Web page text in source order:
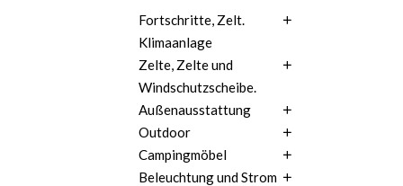
Fortschritte, Zelt.
Klimaanlage
Zelte, Zelte und
Windschutzscheibe.
Außenausstattung
Outdoor
Campingmöbel
Beleuchtung und Strom